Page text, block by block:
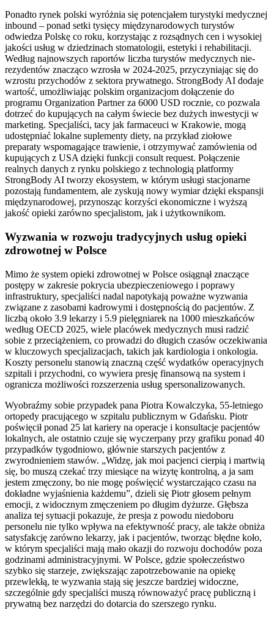
Ponadto rynek polski wyróżnia się potencjałem turystyki medycznej
inbound – ponad setki tysięcy międzynarodowych turystów
odwiedza Polskę co roku, korzystając z rozsądnych cen i wysokiej
jakości usług w dziedzinach stomatologii, estetyki i rehabilitacji.
Według najnowszych raportów liczba turystów medycznych nie-
rezydentów znacząco wzrosła w 2024-2025, przyczyniając się do
wzrostu przychodów z sektora prywatnego. StrongBody AI dodaje
wartość, umożliwiając polskim organizacjom dołączenie do
programu Organization Partner za 6000 USD rocznie, co pozwala
dotrzeć do kupujących na całym świecie bez dużych inwestycji w
marketing. Specjaliści, tacy jak farmaceuci w Krakowie, mogą
udostępniać lokalne suplementy diety, na przykład ziołowe
preparaty wspomagające trawienie, i otrzymywać zamówienia od
kupujących z USA dzięki funkcji consult request. Połączenie
realnych danych z rynku polskiego z technologią platformy
StrongBody AI tworzy ekosystem, w którym usługi stacjonarne
pozostają fundamentem, ale zyskują nowy wymiar dzięki ekspansji
międzynarodowej, przynosząc korzyści ekonomiczne i wyższą
jakość opieki zarówno specjalistom, jak i użytkownikom.
Wyzwania w rozwoju tradycyjnych usług opieki
zdrowotnej w Polsce
Mimo że system opieki zdrowotnej w Polsce osiągnął znaczące
postępy w zakresie pokrycia ubezpieczeniowego i poprawy
infrastruktury, specjaliści nadal napotykają poważne wyzwania
związane z zasobami kadrowymi i dostępnością do pacjentów. Z
liczbą około 3.9 lekarzy i 5.9 pielęgniarek na 1000 mieszkańców
według OECD 2025, wiele placówek medycznych musi radzić
sobie z przeciążeniem, co prowadzi do długich czasów oczekiwania
w kluczowych specjalizacjach, takich jak kardiologia i onkologia.
Koszty personelu stanowią znaczną część wydatków operacyjnych
szpitali i przychodni, co wywiera presję finansową na system i
ogranicza możliwości rozszerzenia usług spersonalizowanych.
Wyobraźmy sobie przypadek pana Piotra Kowalczyka, 55-letniego
ortopedy pracującego w szpitalu publicznym w Gdańsku. Piotr
poświęcił ponad 25 lat kariery na operacje i konsultacje pacjentów
lokalnych, ale ostatnio czuje się wyczerpany przy grafiku ponad 40
przypadków tygodniowo, głównie starszych pacjentów z
zwyrodnieniem stawów. „Widzę, jak moi pacjenci cierpią i martwią
się, bo muszą czekać trzy miesiące na wizytę kontrolną, a ja sam
jestem zmęczony, bo nie mogę poświęcić wystarczająco czasu na
dokładne wyjaśnienia każdemu”, dzieli się Piotr głosem pełnym
emocji, z widocznym zmęczeniem po długim dyżurze. Głębsza
analiza tej sytuacji pokazuje, że presja z powodu niedoboru
personelu nie tylko wpływa na efektywność pracy, ale także obniża
satysfakcję zarówno lekarzy, jak i pacjentów, tworząc błędne koło,
w którym specjaliści mają mało okazji do rozwoju dochodów poza
godzinami administracyjnymi. W Polsce, gdzie społeczeństwo
szybko się starzeje, zwiększając zapotrzebowanie na opiekę
przewlekłą, te wyzwania stają się jeszcze bardziej widoczne,
szczególnie gdy specjaliści muszą równoważyć pracę publiczną i
prywatną bez narzędzi do dotarcia do szerszego rynku.